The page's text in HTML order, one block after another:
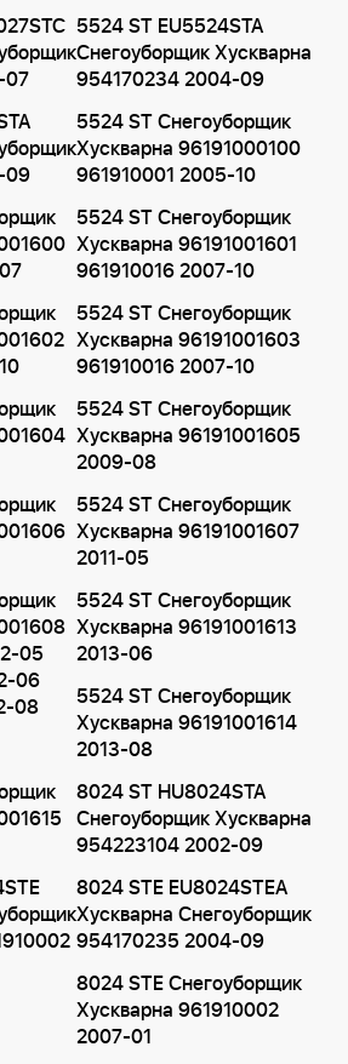
07
5524 ST EU5524STA
Снегоуборщик Хускварна
954170234 2004-09
09
5524 ST Снегоуборщик
Хускварна 96191000100
961910001 2005-10
5524 ST Снегоуборщик
Хускварна 96191001601
961910016 2007-10
5524 ST Снегоуборщик
Хускварна 96191001603
961910016 2007-10
5524 ST Снегоуборщик
Хускварна 96191001605
2009-08
5524 ST Снегоуборщик
Хускварна 96191001607
2011-05
05
06
08
5524 ST Снегоуборщик
Хускварна 96191001613
2013-06
5524 ST Снегоуборщик
Хускварна 96191001614
2013-08
8024 ST HU8024STA
Снегоуборщик Хускварна
954223104 2002-09
8024 STE EU8024STEA
Хускварна Снегоуборщик
954170235 2004-09
8024 STE Снегоуборщик
Хускварна 961910002
2007-01